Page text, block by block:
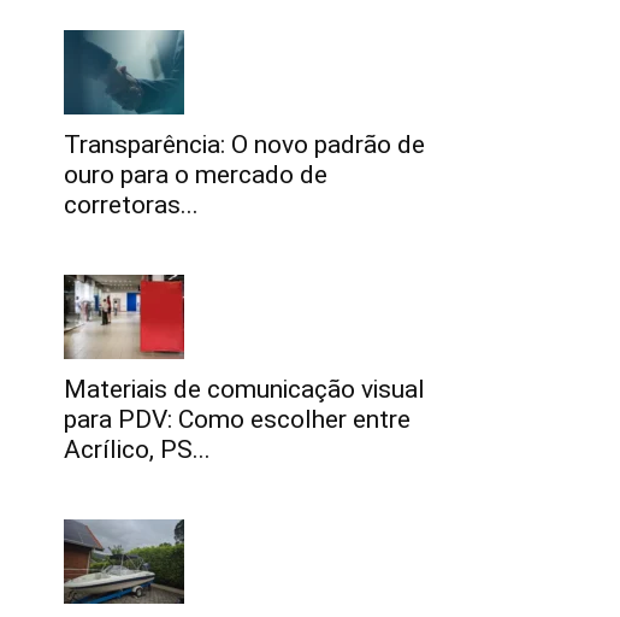
Transparência: O novo padrão de
ouro para o mercado de
corretoras...
Materiais de comunicação visual
para PDV: Como escolher entre
Acrílico, PS...